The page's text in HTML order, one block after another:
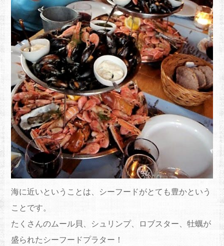
海に近いということは、シーフードがとても豊かという
ことです。
たくさんのムール貝、シュリンプ、ロブスター、牡蠣が
盛られたシーフードプラター！